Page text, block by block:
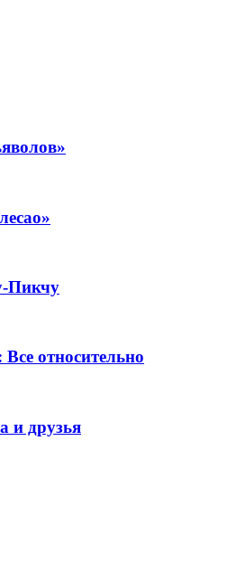
Пикчу
относительно
и друзья